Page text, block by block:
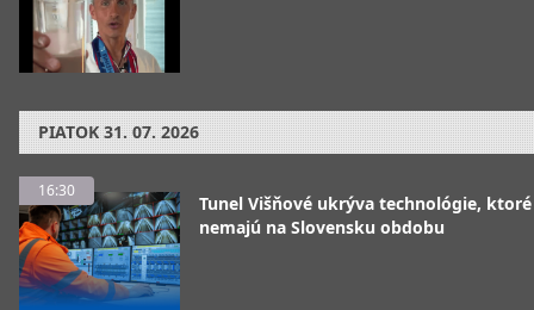
PIATOK 31. 07. 2026
16:30
Tunel Višňové ukrýva technológie, ktoré
nemajú na Slovensku obdobu